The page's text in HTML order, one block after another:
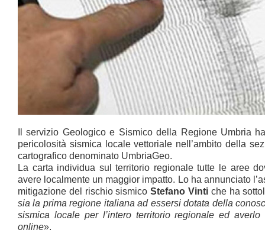
Il servizio Geologico e Sismico della Regione Umbria
pericolosità sismica locale vettoriale nell’ambito della
cartografico denominato UmbriaGeo.
La carta individua sul territorio regionale tutte le aree
avere localmente un maggior impatto. Lo ha annunciato
mitigazione del rischio sismicoStefano Vinti che ha
sia la prima regione italiana ad essersi dotata della
sismica locale per l’intero territorio regionale ed
online».